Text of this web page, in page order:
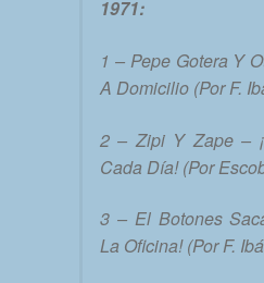
1971:
1 – Pepe Gotera Y
A Domicilio (Por F.
2 – Zipi Y Zape –
Cada Día! (Por
3 – El Botones
La Oficina! (Por F.